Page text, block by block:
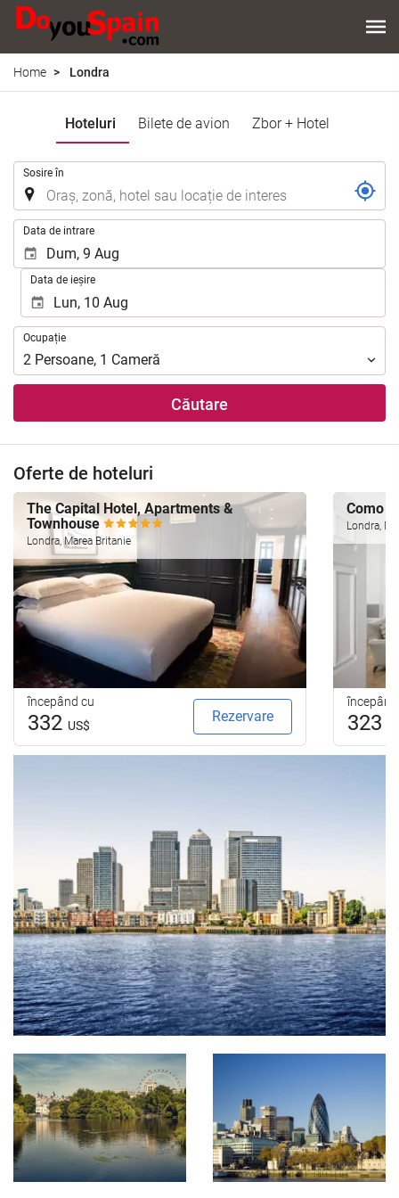
Home Londra
Hoteluri Bilete de avion Zbor + Hotel
Sosire în
Data de intrare
Data de ieșire
Ocupație
Ocupație
2 Persoane, 1 Cameră
Căutare
Oferte de hoteluri
The Capital Hotel, Apartments &
Townhouse
Londra, Marea Britanie
începând cu
332 US$
Rezervare
Como
Londra,
323